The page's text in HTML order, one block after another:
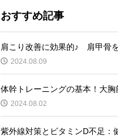
おすすめ記事
肩こり改善に効果的♪ 肩甲骨
2024.08.09
体幹トレーニングの基本！大
2024.08.02
紫外線対策とビタミンD不足：